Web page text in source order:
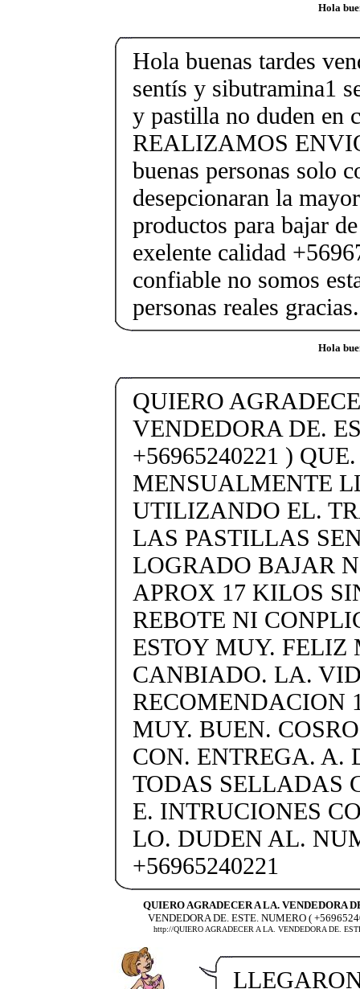
Hola
Hola buenas tardes
sentís y sibutramina1
y pastilla no duden en
REALIZAMOS
buenas personas solo
desepcionaran la
productos para bajar
exelente calidad
confiable no somos
personas reales gracias.
Hola
QUIERO
VENDEDORA DE.
+56965240221 )
MENSUALMENTE
UTILIZANDO EL.
LAS PASTILLAS
LOGRADO BAJAR
APROX 17 KILOS
REBOTE NI
ESTOY MUY. FELIZ
CANBIADO. LA.
RECOMENDACION
MUY. BUEN.
CON. ENTREGA. A.
TODAS SELLADAS
E. INTRUCIONES
LO. DUDEN AL.
+56965240221
QUIERO AGRADECER A LA. VENDEDORA
VENDEDORA DE. ESTE. NUMERO (
http://QUIERO AGRADECER A LA. VENDEDORA DE.